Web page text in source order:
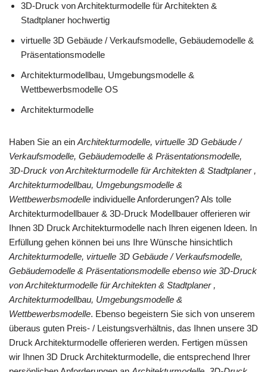
3D-Druck von Architekturmodelle für Architekten &
Stadtplaner hochwertig
virtuelle 3D Gebäude / Verkaufsmodelle, Gebäudemodelle &
Präsentationsmodelle
Architekturmodellbau, Umgebungsmodelle &
Wettbewerbsmodelle OS
Architekturmodelle
Haben Sie an ein Architekturmodelle, virtuelle 3D Gebäude /
Verkaufsmodelle, Gebäudemodelle & Präsentationsmodelle,
3D-Druck von Architekturmodelle für Architekten & Stadtplaner ,
Architekturmodellbau, Umgebungsmodelle &
Wettbewerbsmodelle individuelle Anforderungen? Als tolle
Architekturmodellbauer & 3D-Druck Modellbauer offerieren wir
Ihnen 3D Druck Architekturmodelle nach Ihren eigenen Ideen. In
Erfüllung gehen können bei uns Ihre Wünsche hinsichtlich
Architekturmodelle, virtuelle 3D Gebäude / Verkaufsmodelle,
Gebäudemodelle & Präsentationsmodelle ebenso wie 3D-Druck
von Architekturmodelle für Architekten & Stadtplaner ,
Architekturmodellbau, Umgebungsmodelle &
Wettbewerbsmodelle. Ebenso begeistern Sie sich von unserem
überaus guten Preis- / Leistungsverhältnis, das Ihnen unsere 3D
Druck Architekturmodelle offerieren werden. Fertigen müssen
wir Ihnen 3D Druck Architekturmodelle, die entsprechend Ihrer